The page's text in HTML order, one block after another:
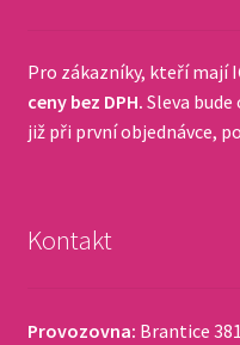
Pro zákazníky, kteří mají
ceny bez DPH. Sleva
již při první objednávce,
Kontakt
Provozovna: Brantice